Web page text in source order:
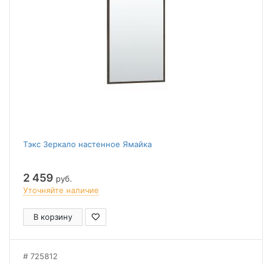
Тэкс Зеркало настенное Ямайка
2 459 руб.
Уточняйте наличие
В корзину
725812